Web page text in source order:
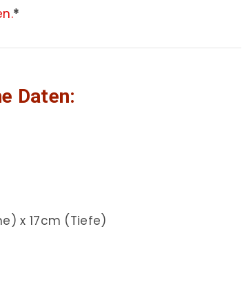
*
Daten:
x 17cm (Tiefe)